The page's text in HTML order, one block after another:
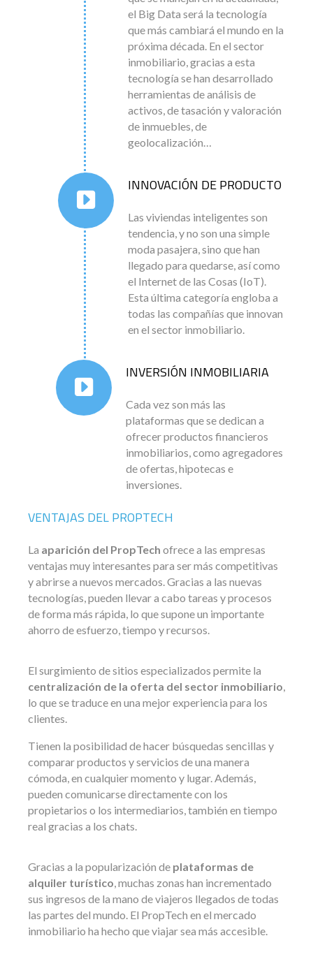
el Big Data será la tecnología
que más cambiará el mundo en la
próxima década. En el sector
inmobiliario, gracias a esta
tecnología se han desarrollado
herramientas de análisis de
activos, de tasación y valoración
de inmuebles, de
geolocalización…
INNOVACIÓN DE PRODUCTO
Las viviendas inteligentes son
tendencia, y no son una simple
moda pasajera, sino que han
llegado para quedarse, así como
el Internet de las Cosas (IoT).
Esta última categoría engloba a
todas las compañías que innovan
en el sector inmobiliario.
INVERSIÓN INMOBILIARIA
Cada vez son más las
plataformas que se dedican a
ofrecer productos financieros
inmobiliarios, como agregadores
de ofertas, hipotecas e
inversiones.
VENTAJAS DEL PROPTECH
La aparición del PropTech ofrece a las empresas
ventajas muy interesantes para ser más competitivas
y abrirse a nuevos mercados. Gracias a las nuevas
tecnologías, pueden llevar a cabo tareas y procesos
de forma más rápida, lo que supone un importante
ahorro de esfuerzo, tiempo y recursos.
El surgimiento de sitios especializados permite la
centralización de la oferta del sector inmobiliario,
lo que se traduce en una mejor experiencia para los
clientes.
Tienen la posibilidad de hacer búsquedas sencillas y
comparar productos y servicios de una manera
cómoda, en cualquier momento y lugar. Además,
pueden comunicarse directamente con los
propietarios o los intermediarios, también en tiempo
real gracias a los chats.
Gracias a la popularización de plataformas de
alquiler turístico, muchas zonas han incrementado
sus ingresos de la mano de viajeros llegados de todas
las partes del mundo. El PropTech en el mercado
inmobiliario ha hecho que viajar sea más accesible.